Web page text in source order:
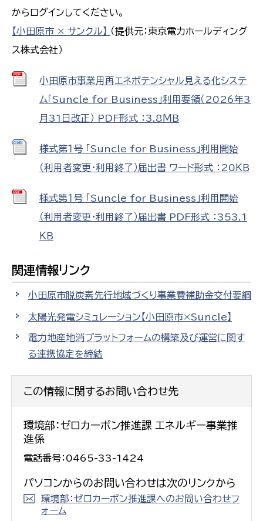
からログインしてください。
【小田原市 × サンクル】
（提供元：東京電力ホールディング
ス株式会社）
小田原市事業用再エネポテンシャル見える化システ
ム「Suncle for Business」利用要領（2026年3
月31日改正） PDF形式 ：3.8ＭＢ
様式第１号 「Suncle for Business」利用開始
（利用者変更・利用終了）届出書 ワード形式 ：20ＫＢ
様式第１号 「Suncle for Business」利用開始
（利用者変更・利用終了）届出書 PDF形式 ：353.1
ＫＢ
関連情報リンク
小田原市脱炭素先行地域づくり事業費補助金交付要綱
太陽光発電シミュレーション【小田原市×Suncle】
電力地産地消プラットフォームの構築及び運営に関す
る連携協定を締結
この情報に関するお問い合わせ先
環境部：ゼロカーボン推進課 エネルギー事業推
進係
電話番号：0465-33-1424
パソコンからのお問い合わせは次のリンクから
環境部：ゼロカーボン推進課へのお問い合わせフ
ォーム